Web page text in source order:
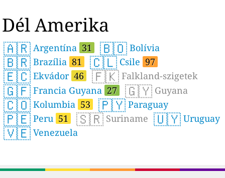
Dél Amerika
🇦🇷 Argentína 31 🇧🇴 Bolívia
🇧🇷 Brazília 81 🇨🇱 Csile 97
🇪🇨 Ekvádor 46 🇫🇰 Falkland-szigetek
🇬🇫 Francia Guyana 27 🇬🇾 Guyana
🇨🇴 Kolumbia 53 🇵🇾 Paraguay
🇵🇪 Peru 51 🇸🇷 Suriname 🇺🇾 Uruguay
🇻🇪 Venezuela